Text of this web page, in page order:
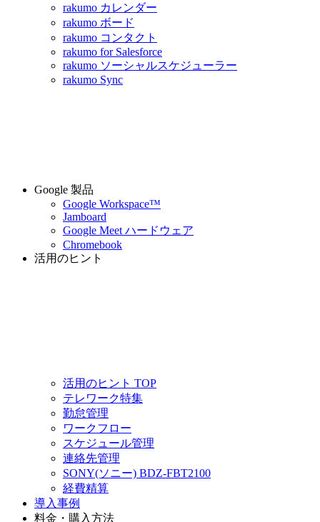
rakumo カレンダー
rakumo ボード
rakumo コンタクト
rakumo for Salesforce
rakumo ソーシャルスケジューラー
rakumo Sync
Google 製品
Google Workspace™
Jamboard
Google Meet ハードウェア
Chromebook
活用のヒント
活用のヒント TOP
テレワーク特集
勤怠管理
ワークフロー
スケジュール管理
連絡先管理
SONY(ソニー) BDZ-FBT2100
経費精算
導入事例
料金・購入方法